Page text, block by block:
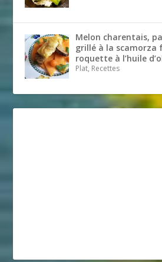
Melon charentais,
grillé à la scamorza
roquette à l’huile
Plat, Recettes